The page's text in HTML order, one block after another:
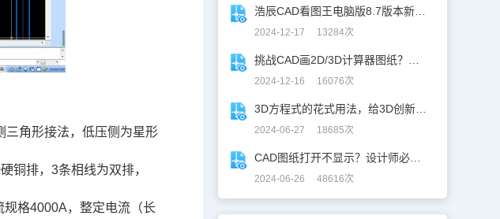
三角形接法，低压侧为星形
铜排，3条相线为双排，
格4000A，整定电流（长
2024-12-17 13284次
2024-12-16 16076次
2024-06-27 18685次
2024-06-26 48616次